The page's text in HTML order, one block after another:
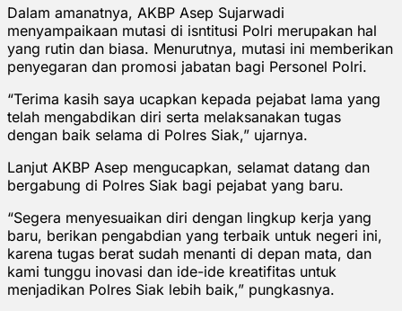
Dalam amanatnya, AKBP Asep Sujarwadi
menyampaikaan mutasi di isntitusi Polri merupakan hal
yang rutin dan biasa. Menurutnya, mutasi ini memberikan
penyegaran dan promosi jabatan bagi Personel Polri.
“Terima kasih saya ucapkan kepada pejabat lama yang
telah mengabdikan diri serta melaksanakan tugas
dengan baik selama di Polres Siak,” ujarnya.
Lanjut AKBP Asep mengucapkan, selamat datang dan
bergabung di Polres Siak bagi pejabat yang baru.
“Segera menyesuaikan diri dengan lingkup kerja yang
baru, berikan pengabdian yang terbaik untuk negeri ini,
karena tugas berat sudah menanti di depan mata, dan
kami tunggu inovasi dan ide-ide kreatifitas untuk
menjadikan Polres Siak lebih baik,” pungkasnya.